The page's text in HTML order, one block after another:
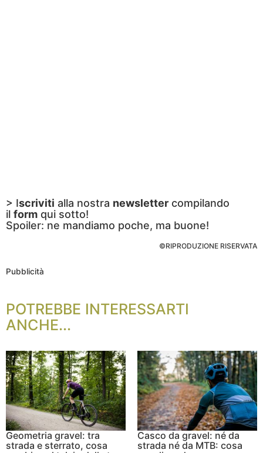
> Iscriviti alla nostra newsletter compilando
il form qui sotto!
Spoiler: ne mandiamo poche, ma buone!
©RIPRODUZIONE RISERVATA
Pubblicità
POTREBBE INTERESSARTI
ANCHE...
Geometria gravel: tra
strada e sterrato, cosa
Casco da gravel: né da
strada né da MTB: cosa